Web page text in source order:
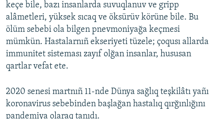
keçe bile, bazı insanlarda suvuqlanuv ve gripp
alâmetleri, yüksek sıcaq ve öksürüv körüne bile. Bu
ölüm sebebi ola bilgen pnevmoniyağa keçmesi
mümkün. Hastalarnıñ ekseriyeti tüzele; çoqusı allarda
immunitet sisteması zayıf olğan insanlar, hususan
qartlar vefat ete.
2020 senesi martnıñ 11-nde Dünya sağlıq teşkilâtı yañı
koronavirus sebebinden başlağan hastalıq qırğınlığını
pandemiya olaraq tanıdı.